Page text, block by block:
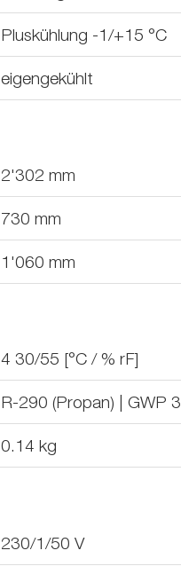
Pluskühlung -1/+15 °C
eigengekühlt
2'302 mm
730 mm
1'060 mm
4 30/55 [°C / % rF]
R-290 (Propan) | GWP 3
0.14 kg
230/1/50 V